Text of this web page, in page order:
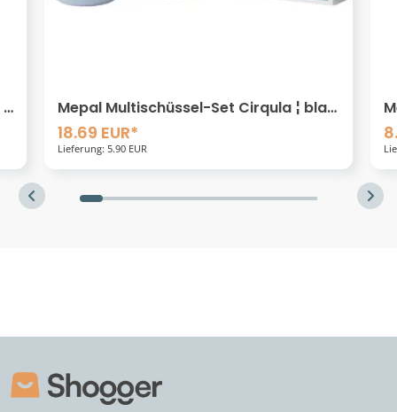
Mepal Multischüssel-Set Cirqula ¦ blau
¦ Kunststoff ¦ Maße (cm): B: 19,2 H: 8
18.69 EUR*
Lieferung: 5.90 EUR